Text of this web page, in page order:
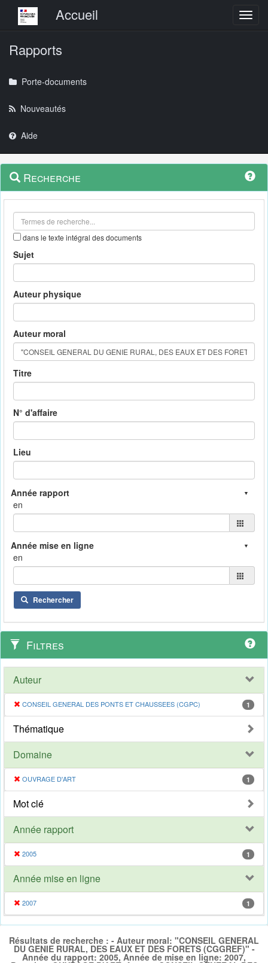
Menu principalAccueil
Rapports
Porte-documents
Nouveautés
Aide
Navigation
outils
Menu
contextuel
Recherche
dans le texte intégral des documents
Sujet
Auteur physique
Auteur moral
Titre
N° d'affaire
Lieu
en
en
Rechercher
Filtres
Auteur
CONSEIL GENERAL DES PONTS ET CHAUSSEES (CGPC) 1
Thématique
Domaine
OUVRAGE D'ART 1
Mot clé
Année rapport
2005 1
Année mise en ligne
2007 1
Résultats de recherche : - Auteur moral: "CONSEIL GENERAL
DU GENIE RURAL, DES EAUX ET DES FORETS (CGGREF)" -
Année du rapport: 2005, Année de mise en ligne: 2007,